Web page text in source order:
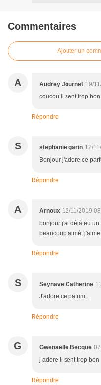
Commentaires
Ajouter un
A Audrey Journet 19/
coucou il sent trop
Répondre
S stephanie garin 12/
Bonjour j'adore ce
Répondre
A Arnoux 12/11/2019
bonjour j'ai déjà eu un
beaucoup aimé,
Répondre
S Seynave Catherine
J'adore ce pafum...
Répondre
G Gwenaelle Becque
j adore il sent trop bon
Répondre